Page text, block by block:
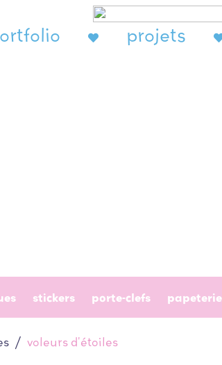
projets
stickers porte-clefs papeterie
voleurs d'étoiles